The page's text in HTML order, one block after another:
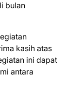
bulan
kasih atas
ini dapat
antara